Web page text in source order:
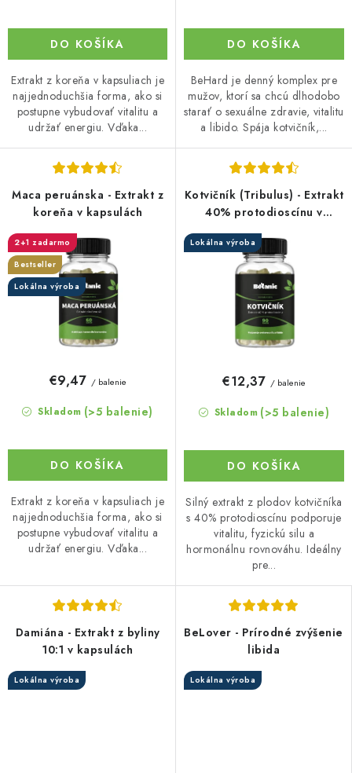
DO KOŠÍKA
Extrakt z koreňa v kapsuliach je
najjednoduchšia forma, ako si
postupne vybudovať vitalitu a
udržať energiu. Vďaka...
DO KOŠÍKA
BeHard je denný komplex pre
mužov, ktorí sa chcú dlhodobo
starať o sexuálne zdravie, vitalitu
a libido. Spája kotvičník,...
Maca peruánska - Extrakt z
koreňa v kapsulách
2+1 zadarmo
Bestseller
Lokálna výroba
Skladom (>5 balenie)
€9,47 / balenie
DO KOŠÍKA
Extrakt z koreňa v kapsuliach je
najjednoduchšia forma, ako si
postupne vybudovať vitalitu a
udržať energiu. Vďaka...
Kotvičník (Tribulus) - Extrakt
40% protodioscínu v
kapsuliach 90 kap.
Lokálna výroba
Skladom (>5 balenie)
€12,37 / balenie
DO KOŠÍKA
Silný extrakt z plodov kotvičníka
s 40% protodioscínu podporuje
vitalitu, fyzickú silu a
hormonálnu rovnováhu. Ideálny
pre...
Damiána - Extrakt z byliny
10:1 v kapsulách
Lokálna výroba
BeLover - Prírodné zvýšenie
libida
Lokálna výroba